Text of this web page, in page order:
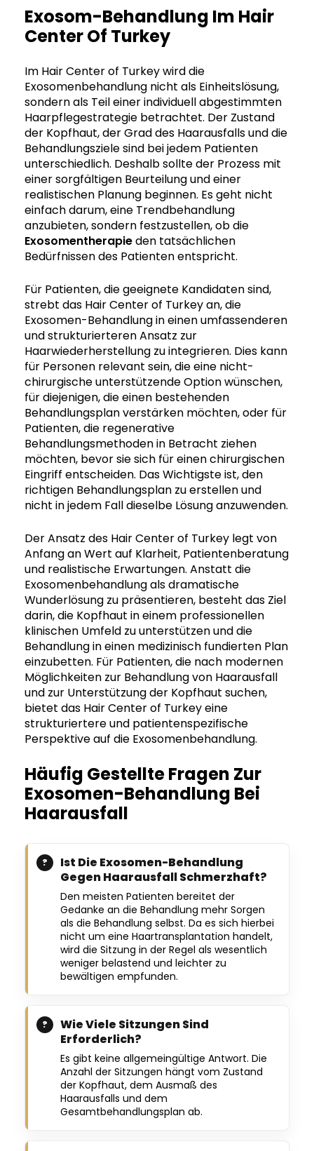
Exosom-Behandlung Im Hair
Center Of Turkey
Im Hair Center of Turkey wird die
Exosomenbehandlung nicht als Einheitslösung,
sondern als Teil einer individuell abgestimmten
Haarpflegestrategie betrachtet. Der Zustand
der Kopfhaut, der Grad des Haarausfalls und die
Behandlungsziele sind bei jedem Patienten
unterschiedlich. Deshalb sollte der Prozess mit
einer sorgfältigen Beurteilung und einer
realistischen Planung beginnen. Es geht nicht
einfach darum, eine Trendbehandlung
anzubieten, sondern festzustellen, ob die
Exosomentherapieden tatsächlichen
Bedürfnissen des Patienten entspricht.
Für Patienten, die geeignete Kandidaten sind,
strebt das Hair Center of Turkey an, die
Exosomen-Behandlung in einen umfassenderen
und strukturierteren Ansatz zur
Haarwiederherstellung zu integrieren. Dies kann
für Personen relevant sein, die eine nicht-
chirurgische unterstützende Option wünschen,
für diejenigen, die einen bestehenden
Behandlungsplan verstärken möchten, oder für
Patienten, die regenerative
Behandlungsmethoden in Betracht ziehen
möchten, bevor sie sich für einen chirurgischen
Eingriff entscheiden. Das Wichtigste ist, den
richtigen Behandlungsplan zu erstellen und
nicht in jedem Fall dieselbe Lösung anzuwenden.
Der Ansatz des Hair Center of Turkey legt von
Anfang an Wert auf Klarheit, Patientenberatung
und realistische Erwartungen. Anstatt die
Exosomenbehandlung als dramatische
Wunderlösung zu präsentieren, besteht das Ziel
darin, die Kopfhaut in einem professionellen
klinischen Umfeld zu unterstützen und die
Behandlung in einen medizinisch fundierten Plan
einzubetten. Für Patienten, die nach modernen
Möglichkeiten zur Behandlung von Haarausfall
und zur Unterstützung der Kopfhaut suchen,
bietet das Hair Center of Turkey eine
strukturiertere und patientenspezifische
Perspektive auf die Exosomenbehandlung.
Häufig Gestellte Fragen Zur
Exosomen-Behandlung Bei
Haarausfall
Ist Die Exosomen-Behandlung
Gegen Haarausfall Schmerzhaft?
Den meisten Patienten bereitet der
Gedanke an die Behandlung mehr Sorgen
als die Behandlung selbst. Da es sich hierbei
nicht um eine Haartransplantation handelt,
wird die Sitzung in der Regel als wesentlich
weniger belastend und leichter zu
bewältigen empfunden.
Wie Viele Sitzungen Sind
Erforderlich?
Es gibt keine allgemeingültige Antwort. Die
Anzahl der Sitzungen hängt vom Zustand
der Kopfhaut, dem Ausmaß des
Haarausfalls und dem
Gesamtbehandlungsplan ab.